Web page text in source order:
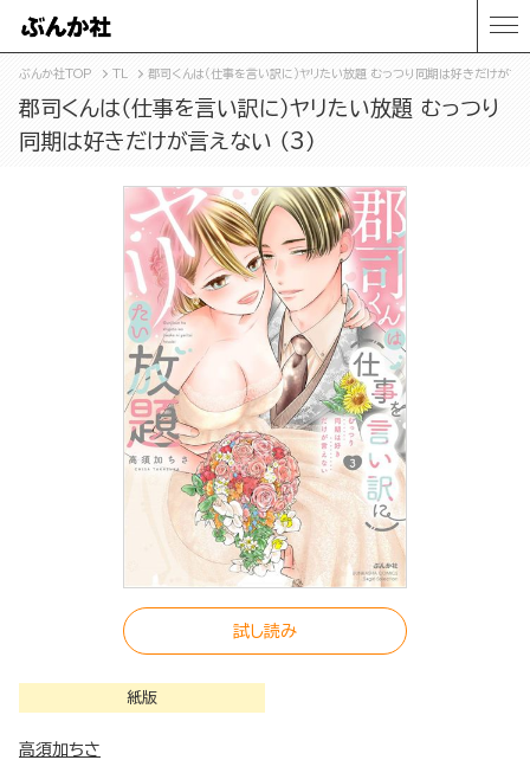
ぶんか社TOP TL 郡司くんは（仕事を言い訳に）ヤリたい放題 むっつり同期は好きだけが言え
郡司くんは（仕事を言い訳に）ヤリたい放題 むっつり
同期は好きだけが言えない （3）
試し読み
紙版
高須加ちさ